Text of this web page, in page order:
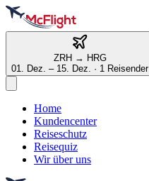
ZRH → HRG
01. Dez. – 15. Dez. · 1 Reisender
Home
Kundencenter
Reiseschutz
Reisequiz
Wir über uns